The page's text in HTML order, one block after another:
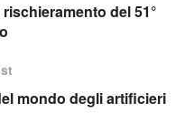
del 51°
mondo degli artificieri